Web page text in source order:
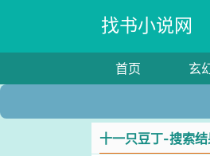
找书小说网
首页 玄
十一只豆丁-搜索